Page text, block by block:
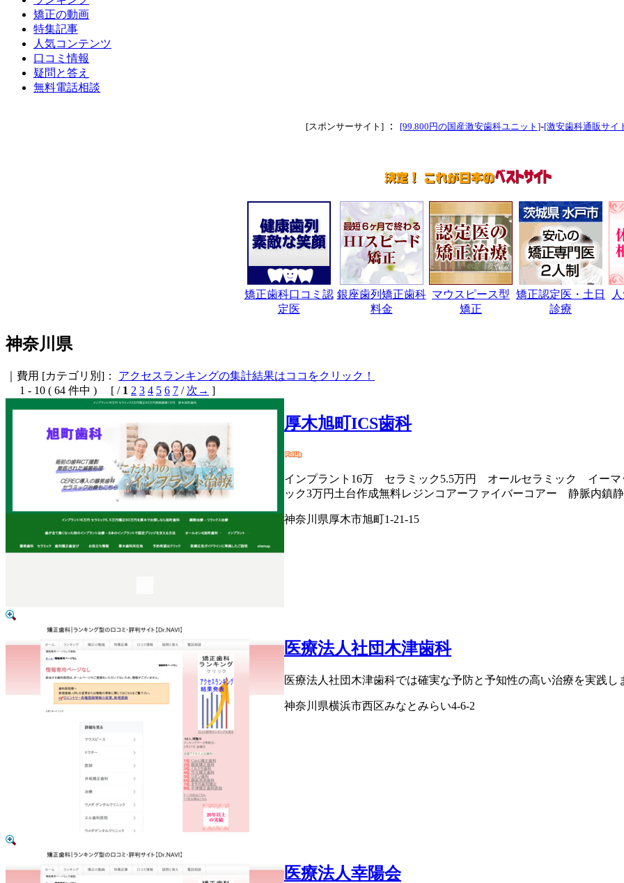
矯正の動画
特集記事
人気コンテンツ
口コミ情報
疑問と答え
無料電話相談
[スポンサーサイト] ： [99.800円の国産激安歯科ユニット ]-[激安歯科通販サイ
矯正歯科口コミ認
定医
銀座歯列矯正歯科
料金
マウスピース型
矯正
矯正認定医・土日
診療
神奈川県
｜費用 [カテゴリ別]： アクセスランキングの集計結果はココをクリック！
1 - 10 ( 64 件中 ) [ / 1 2 3 4 5 6 7 / 次→ ]
厚木旭町ICS歯科
インプラント16万 セラミック5.5万円 オールセラミック イー
ック3万円土台作成無料レジンコアーファイバーコアー 静脈内鎮
神奈川県厚木市旭町1-21-15
医療法人社団木津歯科
医療法人社団木津歯科では確実な予防と予知性の高い治療を実践し
神奈川県横浜市西区みなとみらい4-6-2
医療法人幸陽会